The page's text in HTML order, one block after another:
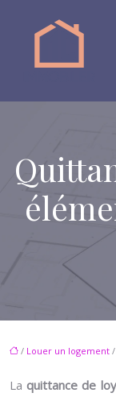
/ Louer un logement
Laquittance de